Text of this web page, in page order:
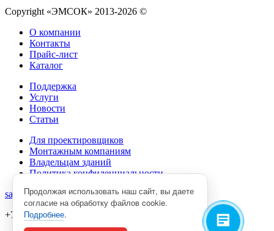
Copyright «ЭМСОК» 2013-2026 ©
О компании
Контакты
Прайс-лист
Каталог
Поддержка
Услуги
Новости
Статьи
Для проектировщиков
Монтажным компаниям
Владельцам зданий
Политика конфиденциальности
sales@emsok.com
+7 (495) 249-49-19
Продолжая использовать наш сайт, вы даете
согласие на обработку файлов cookie.
Подробнее.